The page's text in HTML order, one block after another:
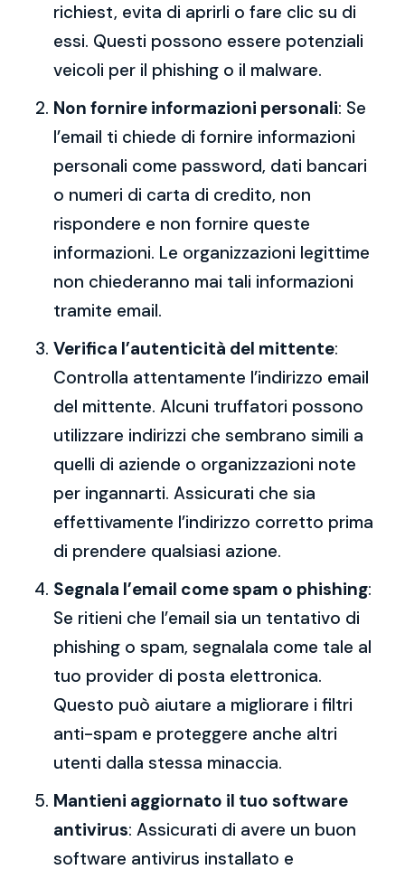
richiest, evita di aprirli o fare clic su di
essi. Questi possono essere potenziali
veicoli per il phishing o il malware.
Non fornire informazioni personali: Se
l’email ti chiede di fornire informazioni
personali come password, dati bancari
o numeri di carta di credito, non
rispondere e non fornire queste
informazioni. Le organizzazioni legittime
non chiederanno mai tali informazioni
tramite email.
Verifica l’autenticità del mittente:
Controlla attentamente l’indirizzo email
del mittente. Alcuni truffatori possono
utilizzare indirizzi che sembrano simili a
quelli di aziende o organizzazioni note
per ingannarti. Assicurati che sia
effettivamente l’indirizzo corretto prima
di prendere qualsiasi azione.
Segnala l’email come spam o phishing:
Se ritieni che l’email sia un tentativo di
phishing o spam, segnalala come tale al
tuo provider di posta elettronica.
Questo può aiutare a migliorare i filtri
anti-spam e proteggere anche altri
utenti dalla stessa minaccia.
Mantieni aggiornato il tuo software
antivirus: Assicurati di avere un buon
software antivirus installato e